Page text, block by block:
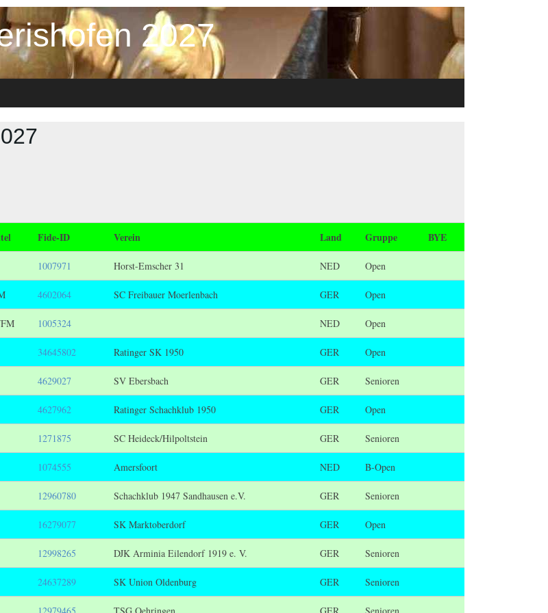
2027
Fide-ID Verein Land Gruppe BYE
1007971 Horst-Emscher 31 NED Open
4602064 SC Freibauer Moerlenbach GER Open
1005324 NED Open
34645802 Ratinger SK 1950 GER Open
4629027 SV Ebersbach GER Senioren
4627962 Ratinger Schachklub 1950 GER Open
1271875 SC Heideck/Hilpoltstein GER Senioren
1074555 Amersfoort NED B-Open
12960780 Schachklub 1947 Sandhausen e.V. GER Senioren
16279077 SK Marktoberdorf GER Open
12998265 DJK Arminia Eilendorf 1919 e. V. GER Senioren
24637289 SK Union Oldenburg GER Senioren